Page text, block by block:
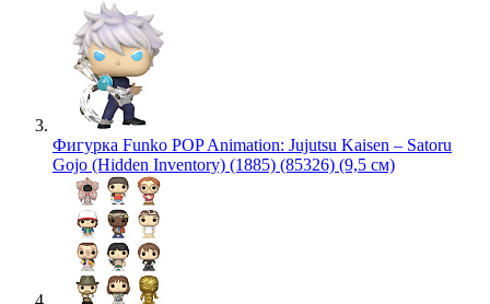
Фигурка Funko POP Animation: Jujutsu Kaisen – Satoru
Gojo (Hidden Inventory) (1885) (85326) (9,5 см)